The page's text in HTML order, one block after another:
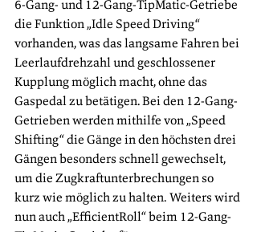
6-Gang- und 12-Gang-TipMatic-Getriebe
die Funktion „Idle Speed Driving“
vorhanden, was das langsame Fahren bei
Leerlaufdrehzahl und geschlossener
Kupplung möglich macht, ohne das
Gaspedal zu betätigen. Bei den 12-Gang-
Getrieben werden mithilfe von „Speed
Shifting“ die Gänge in den höchsten drei
Gängen besonders schnell gewechselt,
um die Zugkraftunterbrechungen so
kurz wie möglich zu halten. Weiters wird
nun auch „EfficientRoll“ beim 12-Gang-